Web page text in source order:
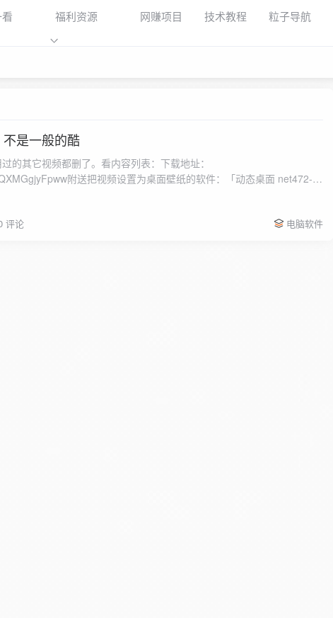
福利资源 网赚项目 技术教程 粒子导航
是一般的酷
的其它视频都删了。看内容列表：下载地址：
附送把视频设置为桌面壁纸的软件：「动态桌面 net472-
评论 电脑软件